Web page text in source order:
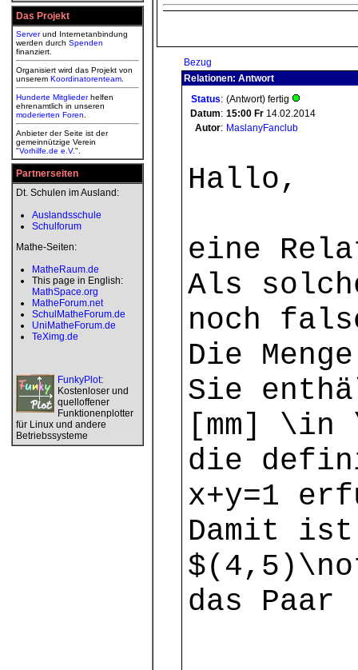
Das Projekt
Serverund Internetanbindung
werden durch Spenden
finanziert.
Organisiert wird das Projekt von
unserem Koordinatorenteam
Hunderte Mitgliederhelfen
ehrenamtlich in unseren
moderierten Foren
Anbieter der Seite ist der
gemeinnützige Verein
"Vorhilfe.de e.V.".
Partnerseiten
Dt. Schulen im Ausland:
Auslandsschule
Schulforum
Mathe-Seiten:
MatheRaum.de
This page in English:
MathSpace.org
MatheForum.net
SchulMatheForum.de
UniMatheForum.de
TeXimg.de
FunkyPlot:
Kostenloser und
quelloffener
Funktionenplotter
für Linux und andere
Betriebssysteme
Bezug
Relationen: Antwort
Status: (Antwort) fertig
Datum: 15:00 Fr 14.02.2014
Autor: MaslanyFanclub
Hallo,
eine
Als
noch
Die
Sie
[mm] \in
die
x+y=1
Damit
das